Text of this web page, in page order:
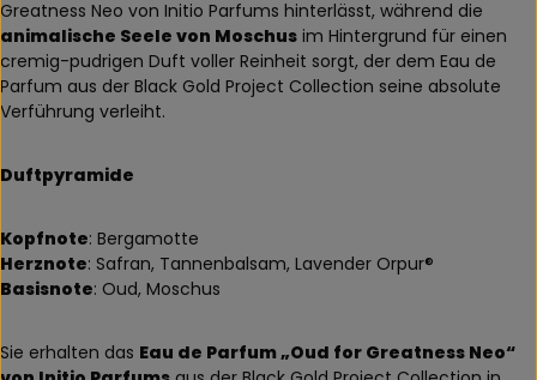
Greatness Neo von Initio Parfums hinterlässt, während die
animalische Seele von Moschus im Hintergrund für einen
cremig-pudrigen Duft voller Reinheit sorgt, der dem Eau de
Parfum aus der Black Gold Project Collection seine absolute
Verführung verleiht.
Duftpyramide
Kopfnote: Bergamotte
Herznote: Safran, Tannenbalsam, Lavender Orpur®
Basisnote: Oud, Moschus
Sie erhalten das Eau de Parfum „Oud for Greatness Neo“